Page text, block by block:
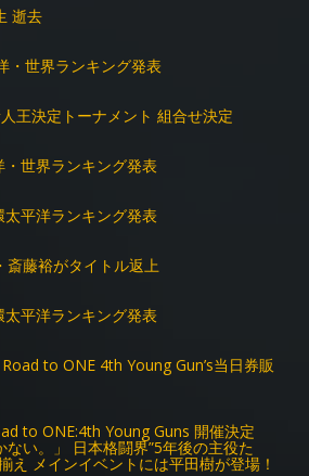
逝去
・世界ランキング発表
王決定トーナメント 組合せ決定
世界ランキング発表
平洋ランキング発表
斎藤裕がタイトル返上
平洋ランキング発表
to ONE 4th Young Gun’s当日券販
to ONE:4th Young Guns 開催決定
ない。」 日本格闘界”5年後の主役た
え メインイベントには平田樹が登場！